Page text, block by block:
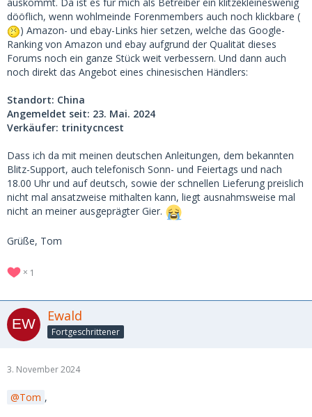
dööflich, wenn wohlmeinde Forenmembers auch noch klickbare (
) Amazon- und ebay-Links hier setzen, welche das Google-
Ranking von Amazon und ebay aufgrund der Qualität dieses
Forums noch ein ganze Stück weit verbessern. Und dann auch
noch direkt das Angebot eines chinesischen Händlers:
Standort: China
Angemeldet seit: 23. Mai. 2024
Verkäufer: trinitycncest
Dass ich da mit meinen deutschen Anleitungen, dem bekannten
Blitz-Support, auch telefonisch Sonn- und Feiertags und nach
18.00 Uhr und auf deutsch, sowie der schnellen Lieferung preislich
nicht mal ansatzweise mithalten kann, liegt ausnahmsweise mal
nicht an meiner ausgeprägter Gier.
Grüße, Tom
1
Ewald
Fortgeschrittener
3. November 2024
Tom ,